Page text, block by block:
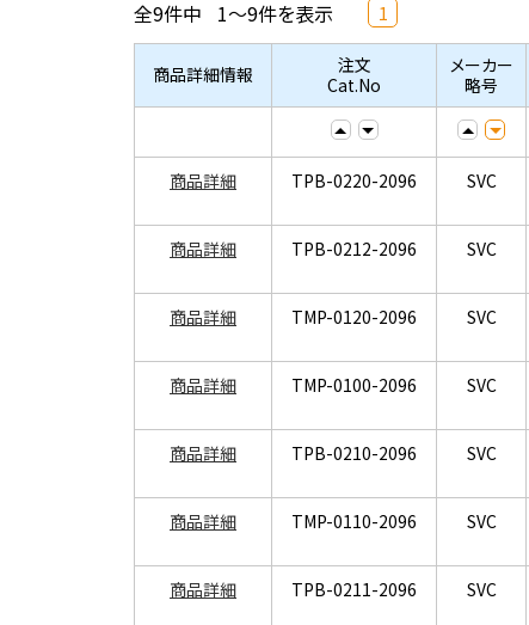
全9件中 1～9件を表示 1
商品詳細情報
注文
Cat.No
メーカー
略号
商品詳細 TPB-0220-2096 SVC
商品詳細 TPB-0212-2096 SVC
商品詳細 TMP-0120-2096 SVC
商品詳細 TMP-0100-2096 SVC
商品詳細 TPB-0210-2096 SVC
商品詳細 TMP-0110-2096 SVC
商品詳細 TPB-0211-2096 SVC